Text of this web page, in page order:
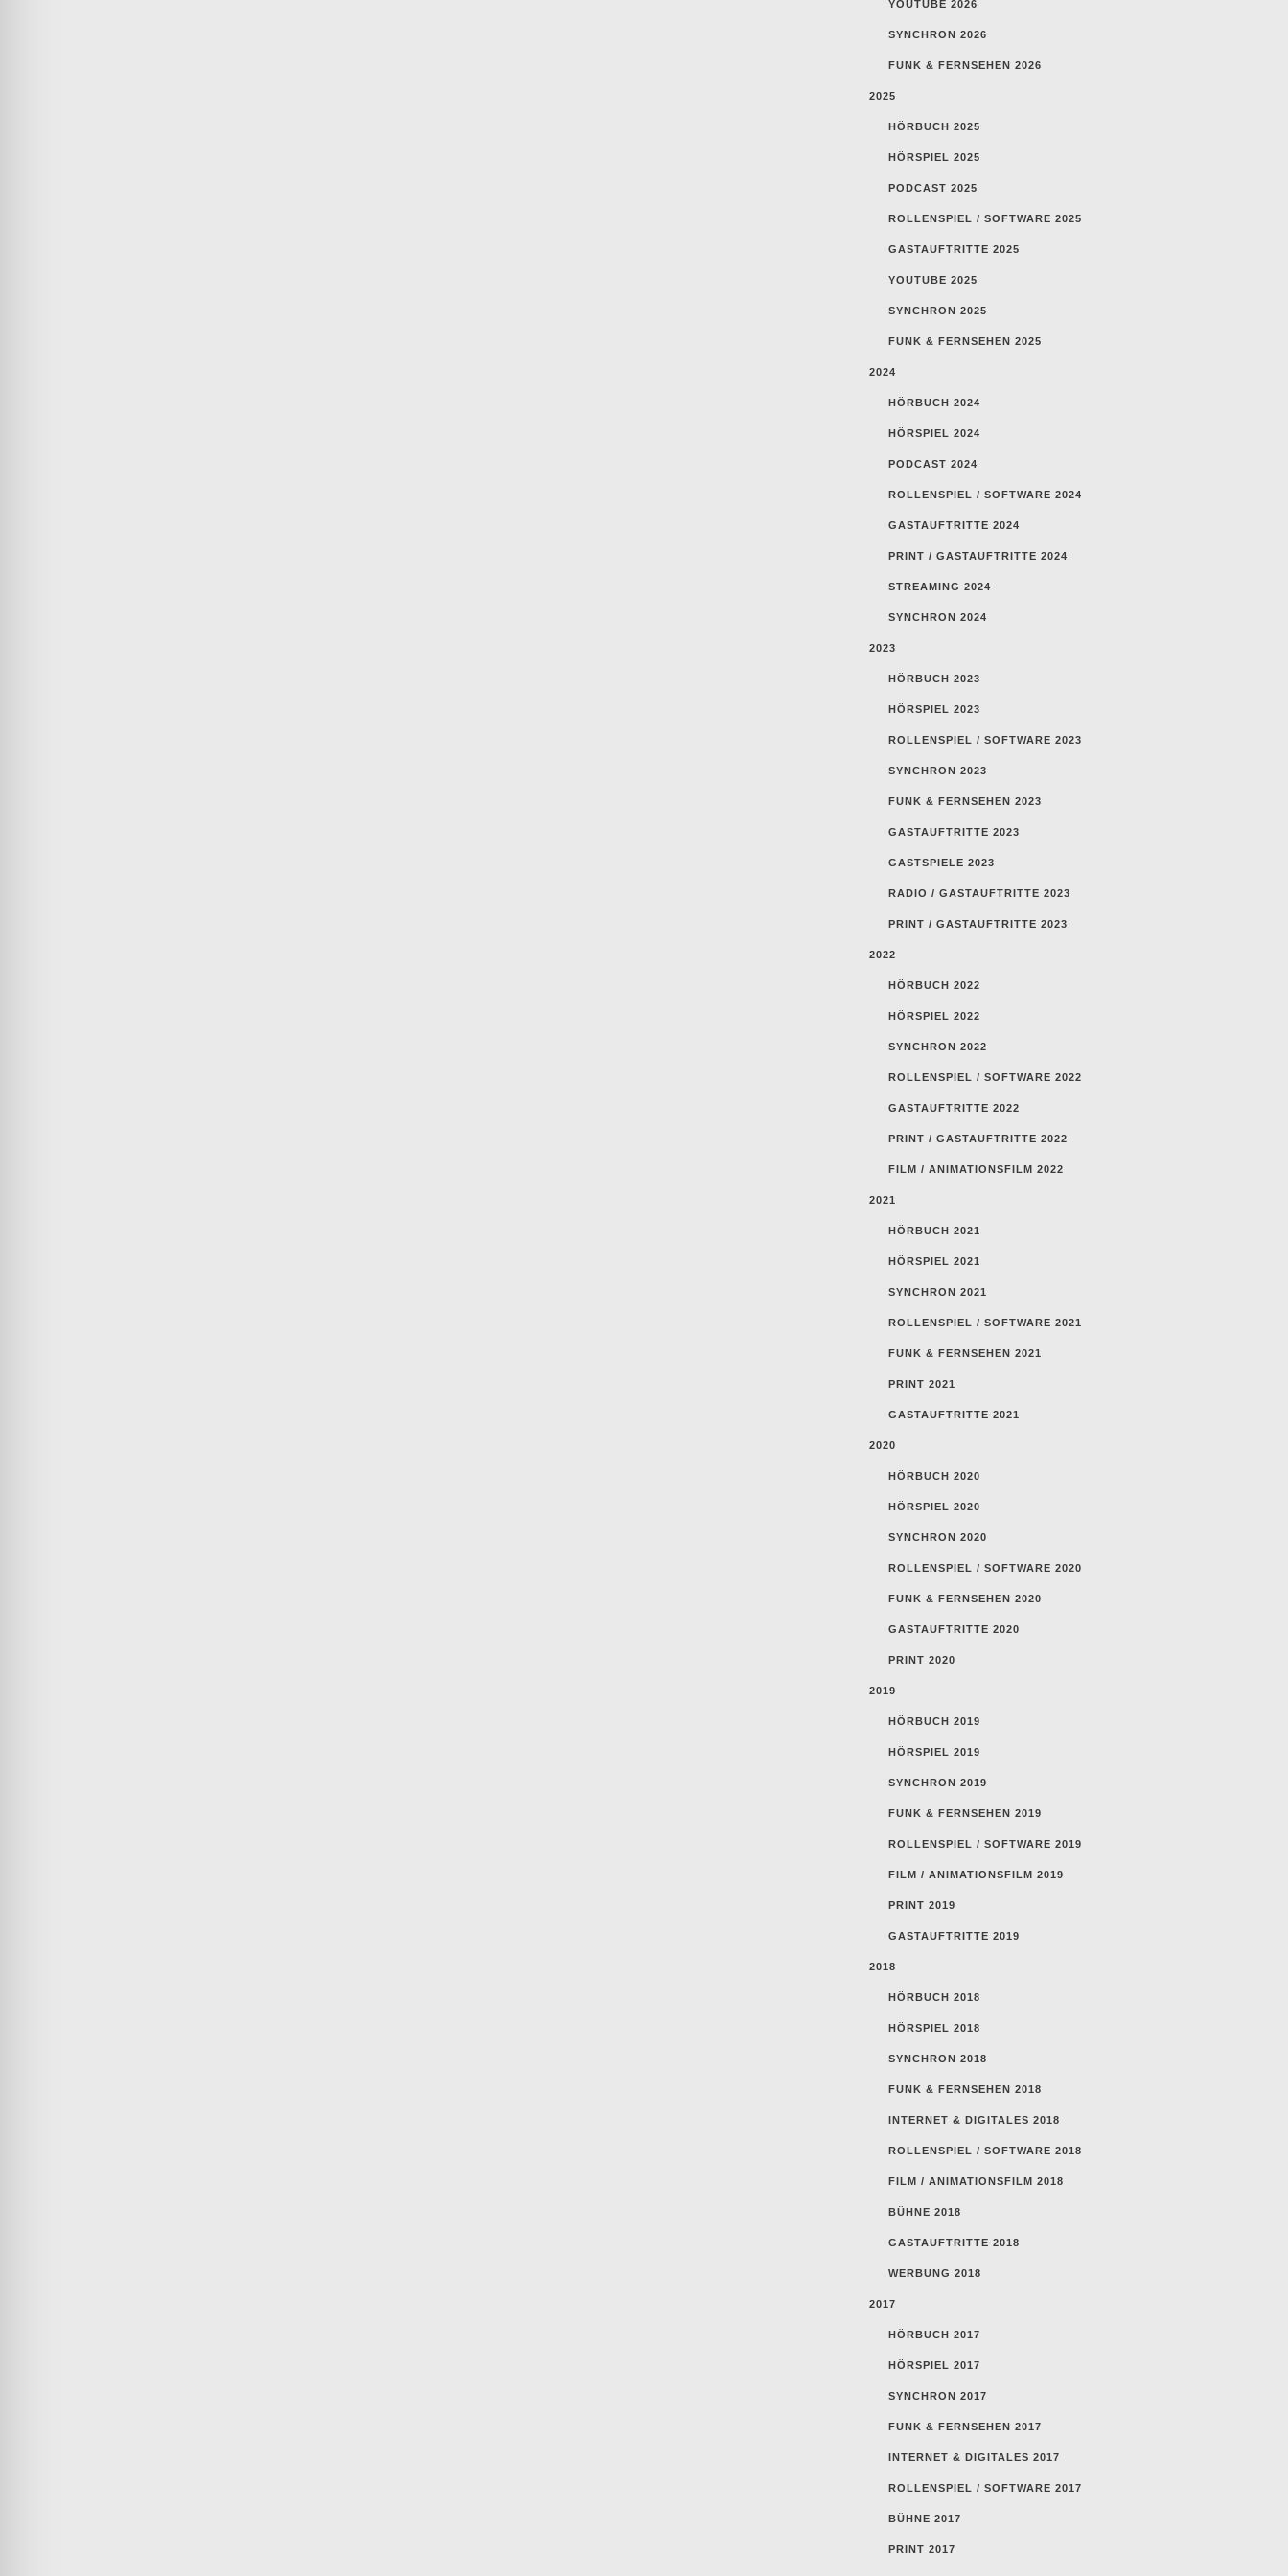
YOUTUBE 2026
SYNCHRON 2026
FUNK & FERNSEHEN 2026
2025
HÖRBUCH 2025
HÖRSPIEL 2025
PODCAST 2025
ROLLENSPIEL / SOFTWARE 2025
GASTAUFTRITTE 2025
YOUTUBE 2025
SYNCHRON 2025
FUNK & FERNSEHEN 2025
2024
HÖRBUCH 2024
HÖRSPIEL 2024
PODCAST 2024
ROLLENSPIEL / SOFTWARE 2024
GASTAUFTRITTE 2024
PRINT / GASTAUFTRITTE 2024
STREAMING 2024
SYNCHRON 2024
2023
HÖRBUCH 2023
HÖRSPIEL 2023
ROLLENSPIEL / SOFTWARE 2023
SYNCHRON 2023
FUNK & FERNSEHEN 2023
GASTAUFTRITTE 2023
GASTSPIELE 2023
RADIO / GASTAUFTRITTE 2023
PRINT / GASTAUFTRITTE 2023
2022
HÖRBUCH 2022
HÖRSPIEL 2022
SYNCHRON 2022
ROLLENSPIEL / SOFTWARE 2022
GASTAUFTRITTE 2022
PRINT / GASTAUFTRITTE 2022
FILM / ANIMATIONSFILM 2022
2021
HÖRBUCH 2021
HÖRSPIEL 2021
SYNCHRON 2021
ROLLENSPIEL / SOFTWARE 2021
FUNK & FERNSEHEN 2021
PRINT 2021
GASTAUFTRITTE 2021
2020
HÖRBUCH 2020
HÖRSPIEL 2020
SYNCHRON 2020
ROLLENSPIEL / SOFTWARE 2020
FUNK & FERNSEHEN 2020
GASTAUFTRITTE 2020
PRINT 2020
2019
HÖRBUCH 2019
HÖRSPIEL 2019
SYNCHRON 2019
FUNK & FERNSEHEN 2019
ROLLENSPIEL / SOFTWARE 2019
FILM / ANIMATIONSFILM 2019
PRINT 2019
GASTAUFTRITTE 2019
2018
HÖRBUCH 2018
HÖRSPIEL 2018
SYNCHRON 2018
FUNK & FERNSEHEN 2018
INTERNET & DIGITALES 2018
ROLLENSPIEL / SOFTWARE 2018
FILM / ANIMATIONSFILM 2018
BÜHNE 2018
GASTAUFTRITTE 2018
WERBUNG 2018
2017
HÖRBUCH 2017
HÖRSPIEL 2017
SYNCHRON 2017
FUNK & FERNSEHEN 2017
INTERNET & DIGITALES 2017
ROLLENSPIEL / SOFTWARE 2017
BÜHNE 2017
PRINT 2017